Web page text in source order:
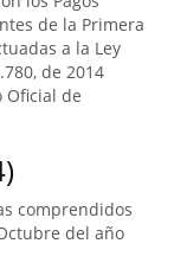
de la Primera
a la Ley
de 2014
Oficial de
comprendidos
del año